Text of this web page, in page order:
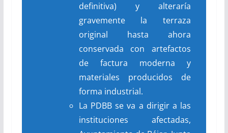
definitiva) y alteraría
gravemente la terraza
original hasta ahora
conservada con artefactos
de factura moderna y
materiales producidos de
forma industrial.
La PDBB se va a dirigir a las
instituciones afectadas,